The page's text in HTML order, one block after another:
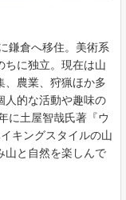
鎌倉へ移住。美術系
ちに独立。現在は山
、農業、狩猟ほか多
人的な活動や趣味の
に土屋智哉氏著『ウ
キングスタイルの山
山と自然を楽しんで